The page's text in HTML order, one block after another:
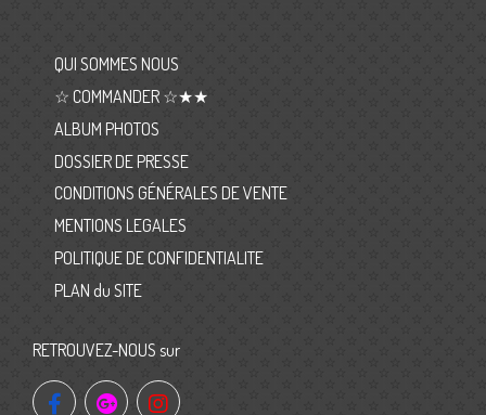
QUI SOMMES NOUS
☆ COMMANDER ☆★★
ALBUM PHOTOS
DOSSIER DE PRESSE
CONDITIONS GÉNÉRALES DE VENTE
MENTIONS LEGALES
POLITIQUE DE CONFIDENTIALITE
PLAN du SITE
RETROUVEZ-NOUS sur